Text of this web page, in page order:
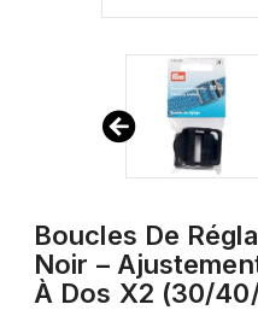
Boucles De
Noir –
À Dos X2 (30/